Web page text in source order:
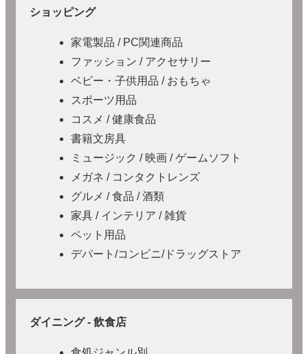
ショッピング
家電製品 / PC関連商品
ファッション / アクセサリー
ベビー・子供用品 / おもちゃ
スポーツ用品
コスメ / 健康食品
書籍文房具
ミュージック / 映画 / ゲームソフト
メガネ / コンタクトレンズ
グルメ / 食品 / 酒類
家具 / インテリア / 雑貨
ペット用品
デパート/コンビニ/ドラッグストア
ダイニング - 飲食店